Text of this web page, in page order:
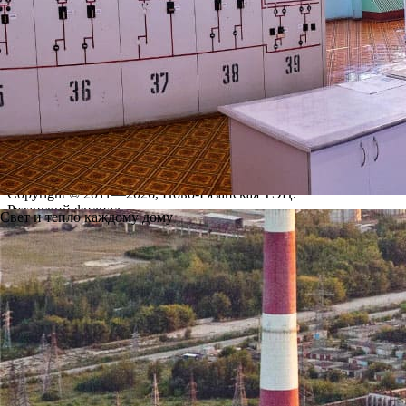
Свет и тепло каждому дому
Вернуться
Следующая
Вы можете написать нам на почту, а также оставить свой
Приемная:
534@tec.ryazan.ru
Обратная связь
Адрес 390011, Рязанская область, г.Рязань,район Южный
Телефон приемной
+7 (4912) 24-13-61 +7 (4912) 24-13-62
Copyright © 2011—2026, Ново-Рязанская ТЭЦ.
Рязанский филиал.
Все права защищены.
Политика защиты и обработки персональных данных
Карта сайта